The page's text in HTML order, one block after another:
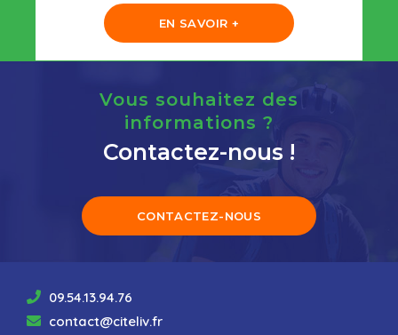
EN SAVOIR +
Vous souhaitez des
informations ?
Contactez-nous !
CONTACTEZ-NOUS
09.54.13.94.76
contact@citeliv.fr